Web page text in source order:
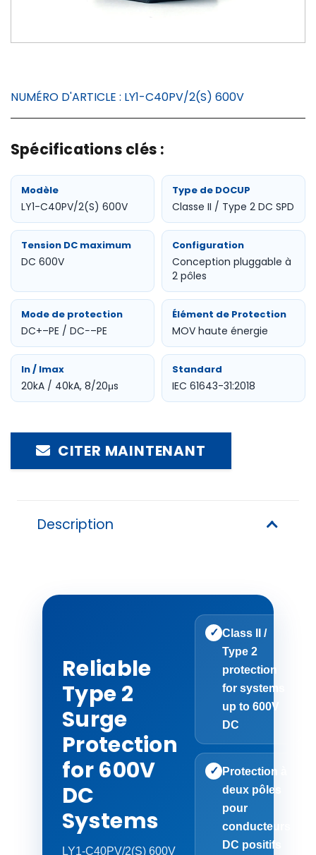
NUMÉRO D'ARTICLE : LY1-C40PV/2(S) 600V
Spécifications clés :
Modèle
LY1-C40PV/2(S) 600V
Type de DOCUP
Classe II / Type 2 DC SPD
Tension DC maximum
DC 600V
Configuration
Conception pluggable à
2 pôles
Mode de protection
DC+–PE / DC−–PE
Élément de Protection
MOV haute énergie
In / Imax
20kA / 40kA, 8/20μs
Standard
IEC 61643-31:2018
CITER MAINTENANT
Description
Reliable
Type 2
Surge
Protection
for 600V
DC
Systems
LY1-C40PV/2(S) 600V
✓ Class II /
Type 2
protection
for systems
up to 600V
DC
✓ Protection à
deux pôles
pour
conducteurs
DC positifs